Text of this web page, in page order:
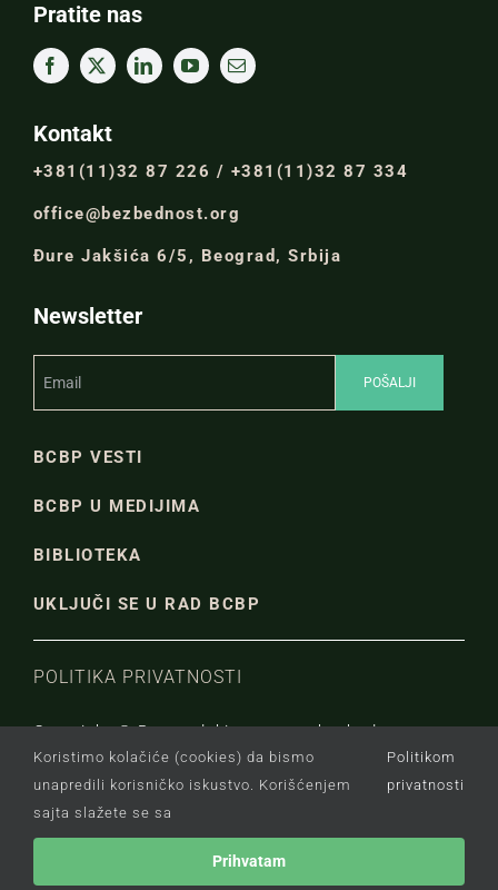
Pratite nas
Kontakt
+381(11)32 87 226 / +381(11)32 87 334
office@bezbednost.org
Đure Jakšića 6/5, Beograd, Srbija
Newsletter
BCBP VESTI
BCBP U MEDIJIMA
BIBLIOTEKA
UKLJUČI SE U RAD BCBP
POLITIKA PRIVATNOSTI
Copyright © Beogradski centar za bezbednosnu
Koristimo kolačiće (cookies) da bismo
unapredili korisničko iskustvo. Korišćenjem
sajta slažete se sa
Politikom
privatnosti
Prihvatam